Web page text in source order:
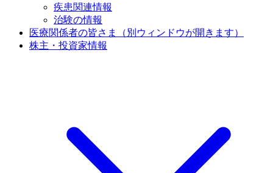
疾患関連情報
治験の情報
医療関係者の皆さま
（別ウィンドウが開きます）
株主・投資家情報